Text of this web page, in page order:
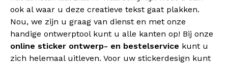
ook al waar u deze creatieve tekst gaat plakken.
Nou, we zijn u graag van dienst en met onze
handige ontwerptool kunt u alle kanten op! Bij onze
online sticker ontwerp- en bestelservice kunt u
zich helemaal uitleven. Voor uw stickerdesign kunt